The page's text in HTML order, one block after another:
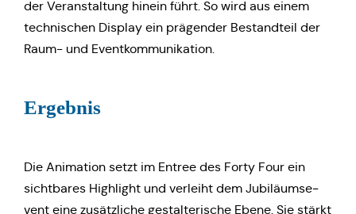
der Ver­an­stal­tung hinein führt. So wird aus einem
tech­ni­schen Display ein prä­gen­der Bestand­teil der
Raum- und Eventkommunikation.
Ergeb­nis
Die Ani­ma­ti­on setzt im Entree des Forty Four ein
sicht­ba­res High­light und ver­leiht dem Jubi­lä­ums­e­
vent eine zusätz­li­che gestal­te­ri­sche Ebene. Sie stärkt